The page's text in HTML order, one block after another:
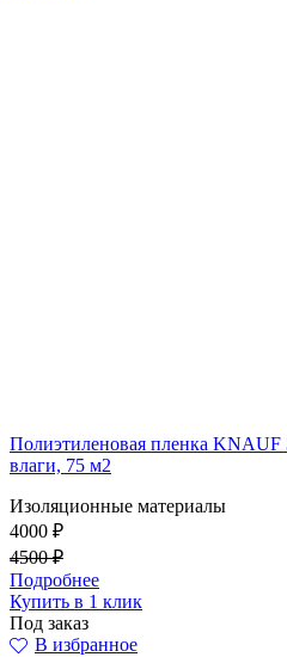
Полиэтиленовая пленка
влаги, 75 м2
Изоляционные материалы
4000 ₽
4500 ₽
Подробнее
Купить в 1 клик
Под заказ
В избранное